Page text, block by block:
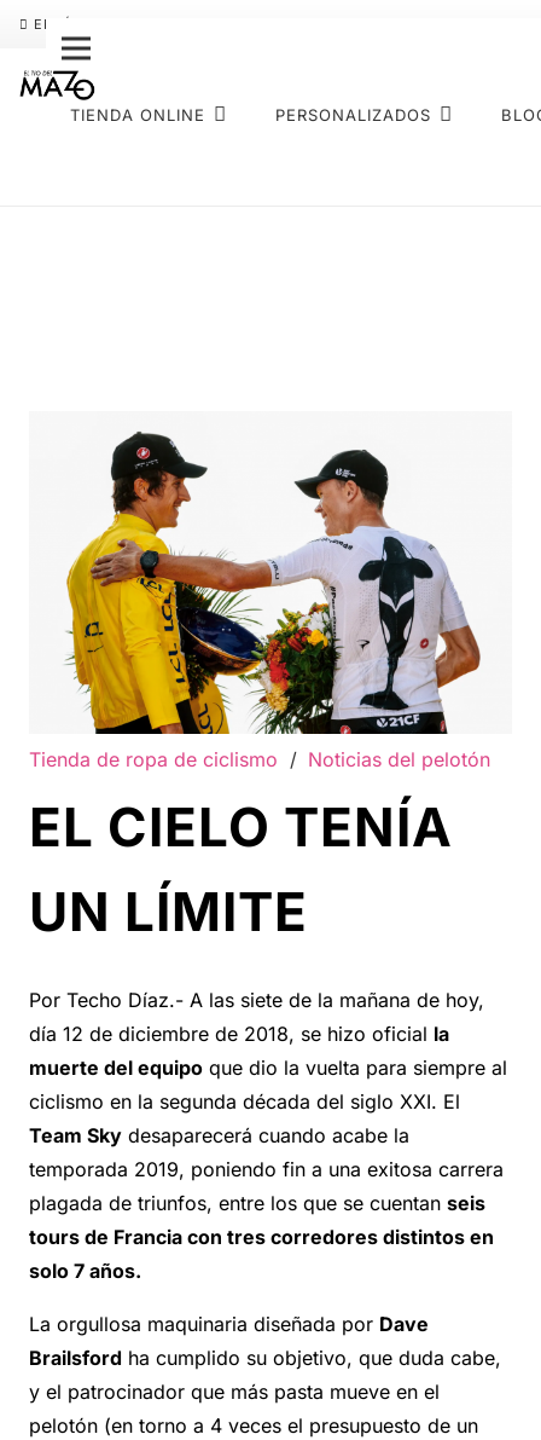
ENVÍO GRATIS
TIENDA ONLINE PERSONALIZADOS
Tienda de ropa de ciclismo / Noticias del pelotón
EL CIELO TENÍA
UN LÍMITE
Por Techo Díaz.- A las siete de la mañana de hoy,
día 12 de diciembre de 2018, se hizo oficial la
muerte del equipo que dio la vuelta para siempre al
ciclismo en la segunda década del siglo XXI. El
Team Sky desaparecerá cuando acabe la
temporada 2019, poniendo fin a una exitosa carrera
plagada de triunfos, entre los que se cuentan seis
tours de Francia con tres corredores distintos en
solo 7 años.
La orgullosa maquinaria diseñada por Dave
Brailsford ha cumplido su objetivo, que duda cabe,
y el patrocinador que más pasta mueve en el
pelotón (en torno a 4 veces el presupuesto de un